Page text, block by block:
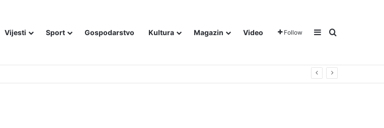
Vijesti Sport Gospodarstvo Kultura Magazin Video Follow Sidebar
Traži